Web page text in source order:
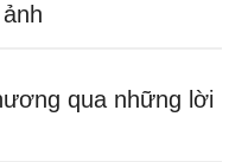
qua những lời